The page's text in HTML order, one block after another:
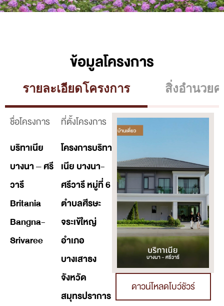
ข้อมูลโครงการ
รายละเอียดโครงการ สิ่งอำนวย
ชื่อโครงการ
บริทาเนีย
บางนา – ศรี
วารี
Britania
Bangna-
Srivaree
ที่ตั้งโครงการ
โครงการบริทา
เนีย บางนา-
ศรีวารี หมู่ที่ 6
ตำบลศีรษะ
จระเข้ใหญ่
อำเภอ
บางเสาธง
จังหวัด
สมุทรปราการ
ดาวน์โหลดโบว์ชัวร์